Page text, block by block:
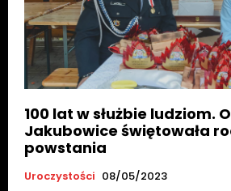
100 lat w służbie ludziom.
Jakubowice świętowała
powstania
Uroczystości 08/05/2023